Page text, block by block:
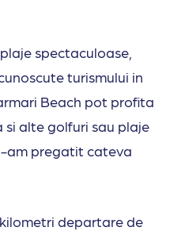
spectaculoase,
turismului in
Beach pot profita
si alte golfuri sau plaje
am pregatit cateva
departare de